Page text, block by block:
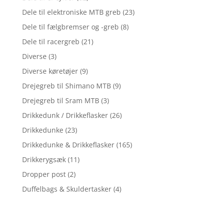
Dele til elektroniske MTB greb (23)
Dele til fælgbremser og -greb (8)
Dele til racergreb (21)
Diverse (3)
Diverse køretøjer (9)
Drejegreb til Shimano MTB (9)
Drejegreb til Sram MTB (3)
Drikkedunk / Drikkeflasker (26)
Drikkedunke (23)
Drikkedunke & Drikkeflasker (165)
Drikkerygsæk (11)
Dropper post (2)
Duffelbags & Skuldertasker (4)